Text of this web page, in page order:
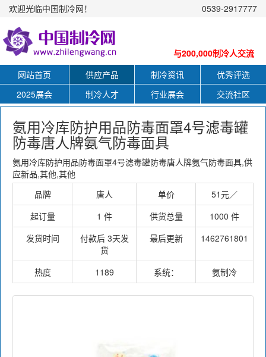
欢迎光临中国制冷网！ 0539-2917777
与200,000制冷人交流
网站首页
供应产品 制冷资讯
优秀评选
2025展会
制冷人才 行业展会 交流社区
氨用冷库防护用品防毒面罩4号滤毒罐
防毒唐人牌氨气防毒面具
氨用冷库防护用品防毒面罩4号滤毒罐防毒唐人牌氨气防毒面具,供
应新品,其他,其他
品牌
唐人 单价
51元／
起订量
1 件 供货总量
1000 件
发货时间
付款后 3天发
货
最后更新 1462761801
热度 1189 系统： 氨制冷